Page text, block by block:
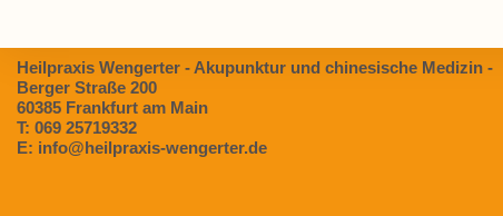
Heilpraxis Wengerter - Akupunktur und chinesische Medizin -
Berger Straße 200
60385 Frankfurt am Main
T: 069 25719332
E: info@heilpraxis-wengerter.de